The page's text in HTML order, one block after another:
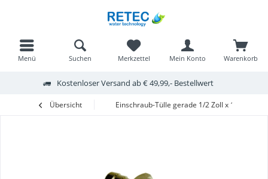
Kostenloser Versand ab € 49,99,- Bestellwert
Menü Warenkorb
Merkzettel Mein Konto
Suchen
Übersicht Einschraub-Tülle gerade 1/2 Zoll x 12mm